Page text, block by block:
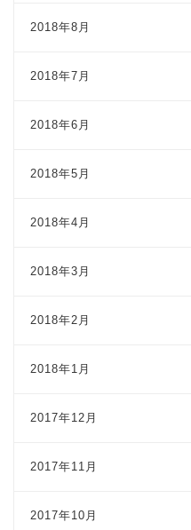
2018年8月
2018年7月
2018年6月
2018年5月
2018年4月
2018年3月
2018年2月
2018年1月
2017年12月
2017年11月
2017年10月